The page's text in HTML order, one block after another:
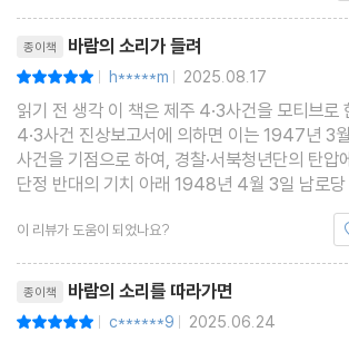
건.가슴 아프지만
종이책 바람의 소리가 들려
| h*****m | 2025.08.17
읽기 전 생각 이 책은 제주 4·3사건을 모티브로
4·3사건 진상보고서에 의하면 이는 1947년 3
사건을 기점으로 하여, 경찰·서북청년단의 탄압
단정 반대의 기치 아래 1948년 4월 3일 남로당
무장 봉기한 이래, 1954년 9월 21일 한라산 금
될 때까지 이어진 비극이다. 무장대와 토벌대 간
이 리뷰가 도움이 되었나요?
종이책 바람의 소리를 따라가면
| c******9 | 2025.06.24